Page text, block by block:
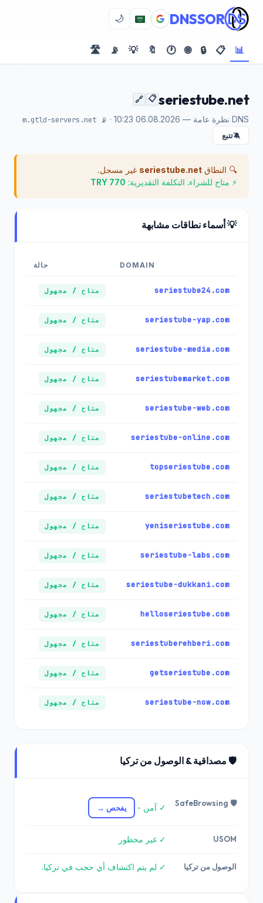
DNSSOR
🌙
📊
📋
🔒
🌐
🕐
🔖
💡
📡
🛣️
seriestube.net
📋
🔗
DNS نظرة عامة — 06.08.2026 10:23 · 📡 m.gtld-servers.net
🔕تتبع
🔍 النطاق seriestube.net غير مسجل.
⚡ متاح للشراء. التكلفة التقديرية: 770 TRY
💡 أسماء نطاقات مشابهة
DOMAIN حالة
seriestube24.com متاح / مجهول
seriestube-yap.com متاح / مجهول
seriestube-media.com متاح / مجهول
seriestubemarket.com متاح / مجهول
seriestube-web.com متاح / مجهول
seriestube-online.com متاح / مجهول
topseriestube.com متاح / مجهول
seriestubetech.com متاح / مجهول
yeniseriestube.com متاح / مجهول
seriestube-labs.com متاح / مجهول
seriestube-dukkani.com متاح / مجهول
helloseriestube.com متاح / مجهول
seriestuberehberi.com متاح / مجهول
getseriestube.com متاح / مجهول
seriestube-now.com متاح / مجهول
🛡️ مصداقية & الوصول من تركيا
🛡️ SafeBrowsing ✓ آمن - يفحص →
USOM ✓ غير محظور
الوصول من تركيا ✓ لم يتم اكتشاف أي حجب في تركيا.